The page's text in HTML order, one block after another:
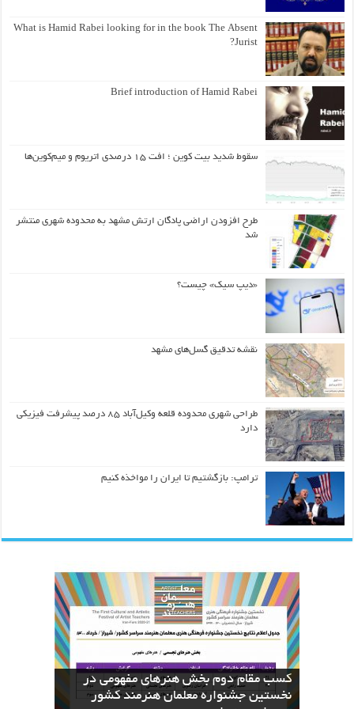
What is Hamid Rabei looking for in the book The Absent
Jurist?
Brief introduction of Hamid Rabei
سقوط شدید بیت کوین ؛ افت ۱۵ درصدی اتریوم و میم‌کوین‌ها
طرح افزودن اراضی پادگان ارتش مشهد به محدوده شهری منتشر
شد
«دیپ سیک» چیست؟
نقشه تدقیق گسل‌های مشهد
طراحی شهری محدوده قلعه وکیل‌آباد ۸۵ درصد پیشرفت فیزیکی
دارد
ترامپ: بازگشتیم تا ایران را مواخذه کنیم
The Geometric Reinterpretation of the
Divine Name “Allah”: From Calligraphy
نسخه های بازآفرینی قرآن منسوب به ائمه
اطهار در کتابخانه دیجیتال آستان قدس
کسب عنوان دوم جشنواره معلمان هنرمند
دعای عرفه با دست‌خط منسوب به امام
کسب مقام دوم بخش هنرهای مفهومی در
نخستین جشنواره معلمان هنرمند کشور